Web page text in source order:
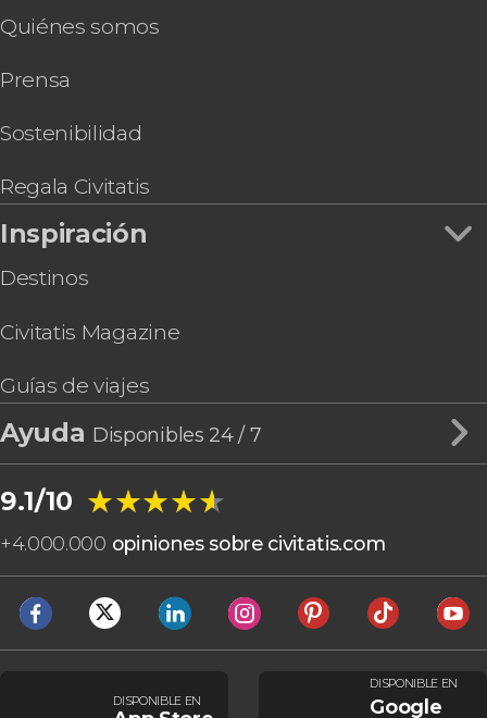
Visita a una granja de perlas
Paseo a caballo por el desierto y la playa El
Tour en buggy por la playa Tecolote o El Coyote
Avistamiento de ballenas en la bahía de
Magdalena
Quiénes somos
Prensa
Sostenibilidad
Regala Civitatis
Inspiración
Destinos
Civitatis Magazine
Guías de viajes
Ayuda Disponibles 24 / 7
9.1/10 ★★★★★
★★★★★
+4.000.000 opiniones sobre civitatis.com
DISPONIBLE EN
DISPONIBLE EN
Google